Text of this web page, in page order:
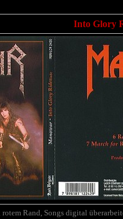
Into Glory
Rand, Songs digital